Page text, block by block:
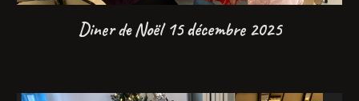
Diner de Noël 15 décembre 2025